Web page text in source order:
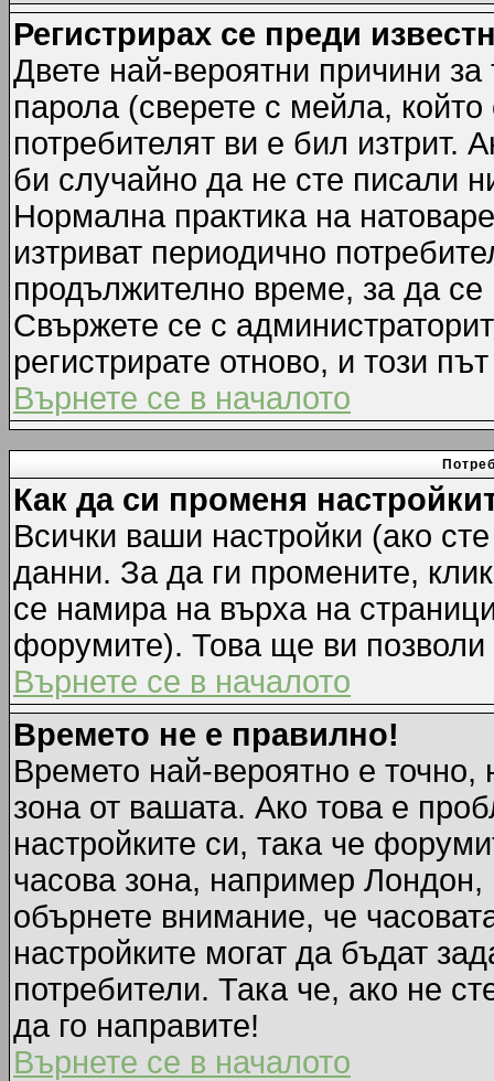
Регистрирах се преди
Двете най-вероятни причини
парола (сверете с мейла,
потребителят ви е бил изтрит.
би случайно да не сте писали
Нормална практика на
изтриват периодично
продължително време, за да
Свържете се с
регистрирате отново, и този
Върнете се в началото
Как да си променя
Всички ваши настройки (ако
данни. За да ги промените,
се намира на върха на
форумите). Това ще ви позволи
Върнете се в началото
Времето не е правилно!
Времето най-вероятно е точно,
зона от вашата. Ако това е
настройките си, така че
часова зона, например
обърнете внимание, че
настройките могат да бъдат
потребители. Така че, ако не
да го направите!
Върнете се в началото